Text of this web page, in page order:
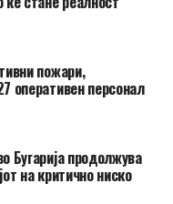
пожари,
оперативен персонал
Бугарија продолжува
на критично ниско